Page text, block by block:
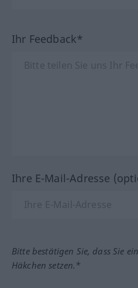
Ihr Feedback*
Ihre E-Mail-Adresse
Bitte bestätigen Sie, dass Sie
Häkchen setzen.*